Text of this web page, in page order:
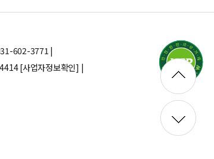
602-3771 |
[사업자정보확인] |